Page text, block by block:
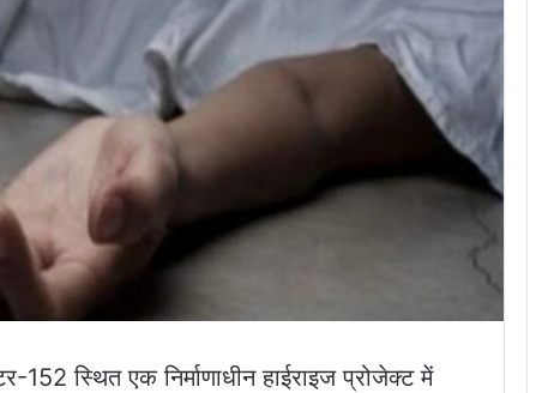
152 स्थित एक निर्माणाधीन हाईराइज प्रोजेक्ट में